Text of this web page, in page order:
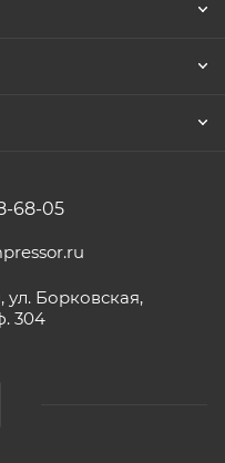
68-05
ул. Борковская,
304